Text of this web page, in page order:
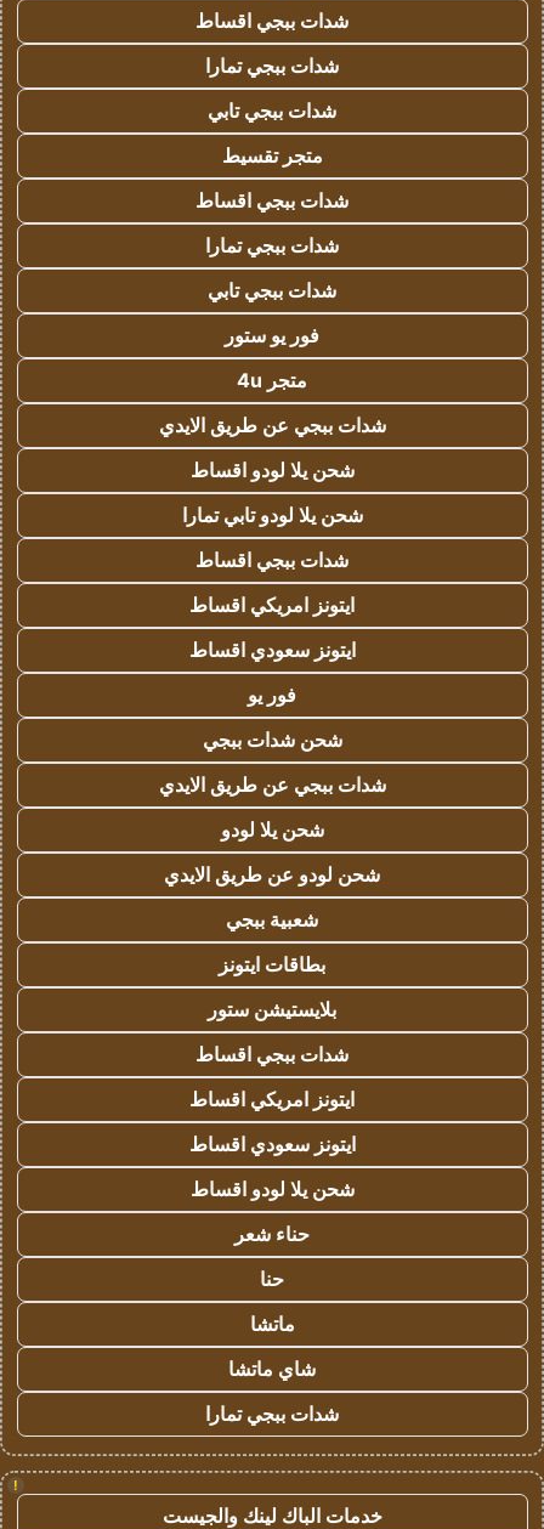
شدات ببجي اقساط
شدات ببجي تمارا
شدات ببجي تابي
متجر تقسيط
شدات ببجي اقساط
شدات ببجي تمارا
شدات ببجي تابي
فور يو ستور
متجر 4u
شدات ببجي عن طريق الايدي
شحن يلا لودو اقساط
شحن يلا لودو تابي تمارا
شدات ببجي اقساط
ايتونز امريكي اقساط
ايتونز سعودي اقساط
فور يو
شحن شدات ببجي
شدات ببجي عن طريق الايدي
شحن يلا لودو
شحن لودو عن طريق الايدي
شعبية ببجي
بطاقات ايتونز
بلايستيشن ستور
شدات ببجي اقساط
ايتونز امريكي اقساط
ايتونز سعودي اقساط
شحن يلا لودو اقساط
حناء شعر
حنا
ماتشا
شاي ماتشا
شدات ببجي تمارا
!
خدمات الباك لينك والجيست